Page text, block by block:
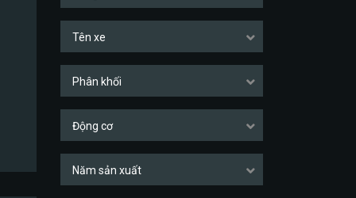
Tên xe
Phân khối
Động cơ
Năm sản xuất